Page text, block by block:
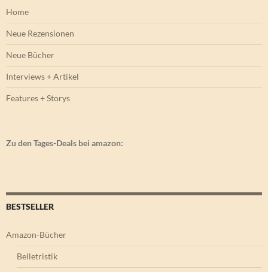
Home
Neue Rezensionen
Neue Bücher
Interviews + Artikel
Features + Storys
Zu den Tages-Deals bei amazon:
BESTSELLER
Amazon-Bücher
Belletristik